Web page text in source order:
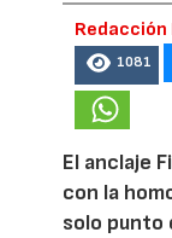
1081
El anclaje
con la
solo punto